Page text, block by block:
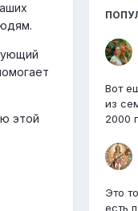
этой
Вот
из
2000
Это
есть